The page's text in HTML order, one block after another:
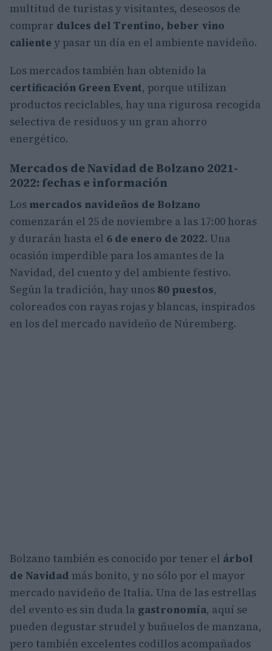
multitud de turistas y visitantes, deseosos de
comprar dulces del Trentino, beber vino
caliente y pasar un día en el ambiente navideño.
Los mercados también han obtenido la
certificación Green Event, porque utilizan
productos reciclables, hay una rigurosa recogida
selectiva de residuos y un gran ahorro
energético.
Mercados de Navidad de Bolzano 2021-
2022: fechas e información
Los mercados navideños de Bolzano
comenzarán el 25 de noviembre a las 17:00 horas
y durarán hasta el 6 de enero de 2022. Una
ocasión imperdible para los amantes de la
Navidad, del cuento y del ambiente festivo.
Según la tradición, hay unos 80 puestos,
coloreados con rayas rojas y blancas, inspirados
en los del mercado navideño de Núremberg.
Bolzano también es conocido por tener el árbol
de Navidad más bonito, y no sólo por el mayor
mercado navideño de Italia. Una de las estrellas
del evento es sin duda la gastronomía, aquí se
pueden degustar strudel y buñuelos de manzana,
pero también excelentes codillos acompañados